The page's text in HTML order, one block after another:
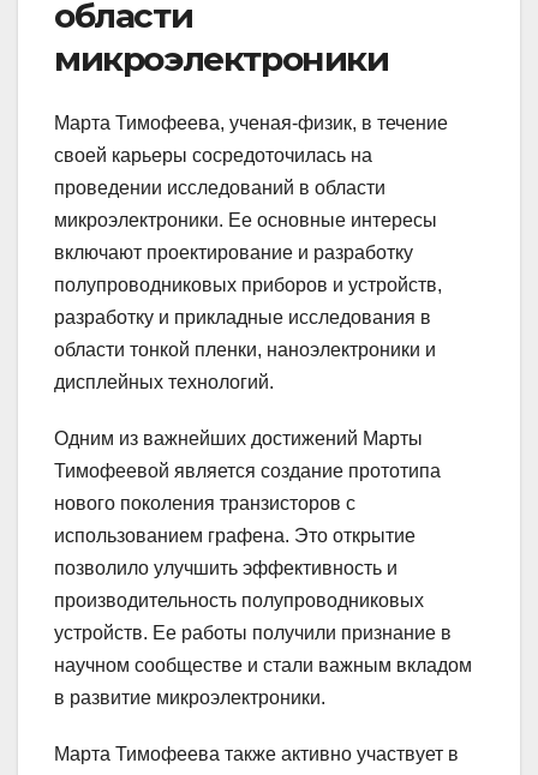
области
микроэлектроники
Марта Тимофеева, ученая-физик, в течение
своей карьеры сосредоточилась на
проведении исследований в области
микроэлектроники. Ее основные интересы
включают проектирование и разработку
полупроводниковых приборов и устройств,
разработку и прикладные исследования в
области тонкой пленки, наноэлектроники и
дисплейных технологий.
Одним из важнейших достижений Марты
Тимофеевой является создание прототипа
нового поколения транзисторов с
использованием графена. Это открытие
позволило улучшить эффективность и
производительность полупроводниковых
устройств. Ее работы получили признание в
научном сообществе и стали важным вкладом
в развитие микроэлектроники.
Марта Тимофеева также активно участвует в